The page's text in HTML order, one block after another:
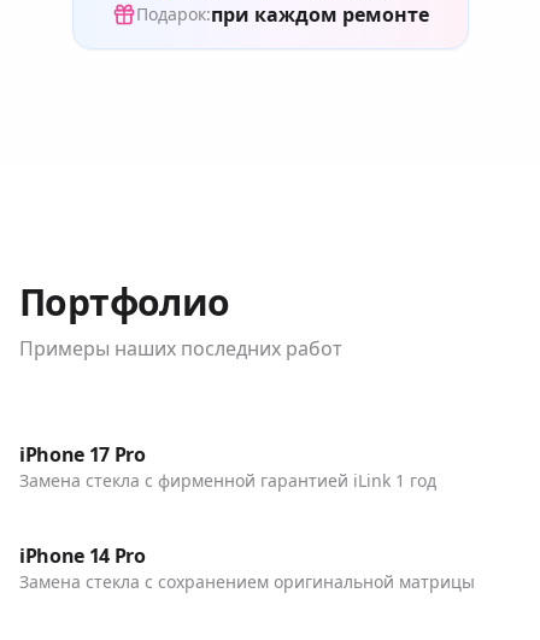
Подарок:при каждом ремонте
Портфолио
Примеры наших последних работ
Телефоны
iPhone 17 Pro
Замена стекла с фирменной гарантией iLink 1 год
Телефоны
До / После
iPhone 14 Pro
Замена стекла с сохранением оригинальной матрицы
До / После